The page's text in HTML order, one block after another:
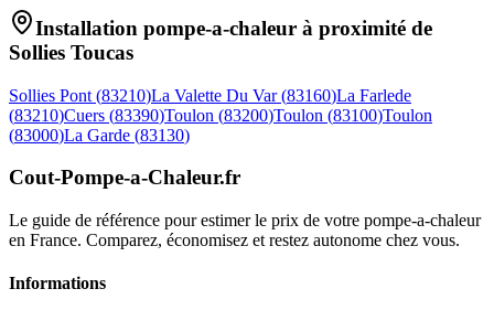
Installation pompe-a-chaleur à proximité de
Sollies Toucas
Sollies Pont (83210)La Valette Du Var (83160)La Farlede
(83210)Cuers (83390)Toulon (83200)Toulon (83100)Toulon
(83000)La Garde (83130)
Cout-Pompe-a-Chaleur.fr
Le guide de référence pour estimer le prix de votre pompe-a-chaleur
en France. Comparez, économisez et restez autonome chez vous.
Informations